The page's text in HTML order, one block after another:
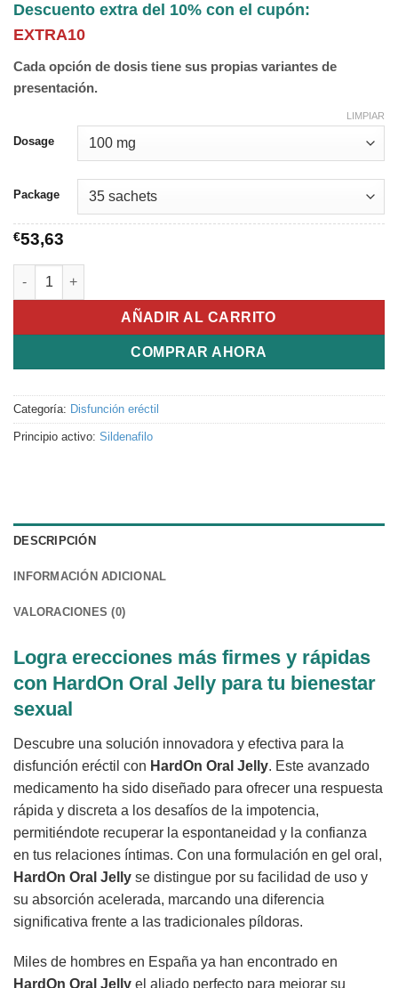
Descuento extra del 10% con el cupón:
EXTRA10
Cada opción de dosis tiene sus propias variantes de
presentación.
Dosage
Package
LIMPIAR
€53,63
HardOn Oral Jelly cantidad
AÑADIR AL CARRITO
COMPRAR AHORA
Categoría: Disfunción eréctil
Principio activo: Sildenafilo
DESCRIPCIÓN
INFORMACIÓN ADICIONAL
VALORACIONES (0)
Logra erecciones más firmes y rápidas
con HardOn Oral Jelly para tu bienestar
sexual
Descubre una solución innovadora y efectiva para la
disfunción eréctil con HardOn Oral Jelly. Este avanzado
medicamento ha sido diseñado para ofrecer una respuesta
rápida y discreta a los desafíos de la impotencia,
permitiéndote recuperar la espontaneidad y la confianza
en tus relaciones íntimas. Con una formulación en gel oral,
HardOn Oral Jelly se distingue por su facilidad de uso y
su absorción acelerada, marcando una diferencia
significativa frente a las tradicionales píldoras.
Miles de hombres en España ya han encontrado en
HardOn Oral Jelly el aliado perfecto para mejorar su